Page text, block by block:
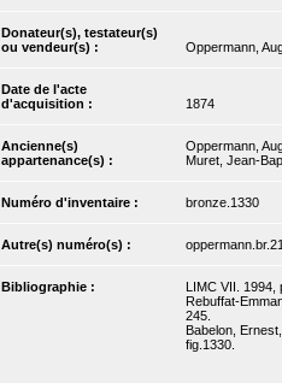
Donateur(s), testateur(s)
ou vendeur(s) :
Oppermann,
Date de l'acte
d'acquisition :
1874
Ancienne(s)
appartenance(s) :
Oppermann,
Muret, Jean-
Numéro d'inventaire : bronze.1330
Autre(s) numéro(s) :
Bibliographie :
LIMC VII. 1994,
Rebuffat-
245.
Babelon,
fig.1330.